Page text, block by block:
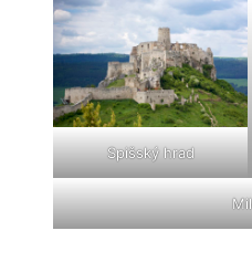
Spišský hrad